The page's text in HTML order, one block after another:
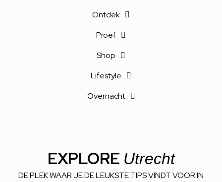
Ontdek
Proef
Shop
Lifestyle
Overnacht
EXPLORE Utrecht
DE PLEK WAAR JE DE LEUKSTE TIPS VINDT VOOR IN